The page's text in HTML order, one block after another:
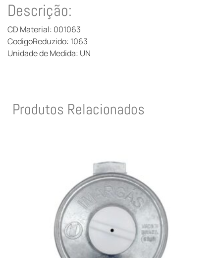
Descrição:
CD Material: 001063
CodigoReduzido: 1063
Unidade de Medida: UN
Produtos Relacionados